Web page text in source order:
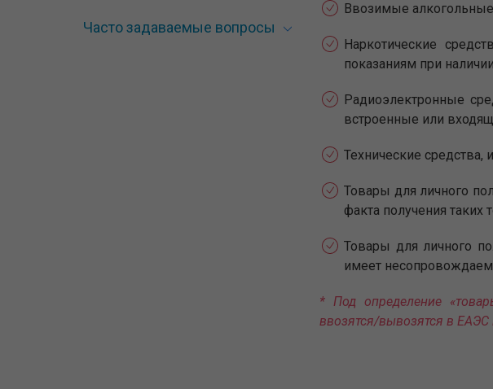
Часто задаваемые вопросы
Ввозимые
Наркотические
показаниям при
Радиоэлектронные
встроенные или
Технические
Товары для личного
факта получения таких
Товары для личного
имеет
* Под определение
ввозятся/вывозятся в